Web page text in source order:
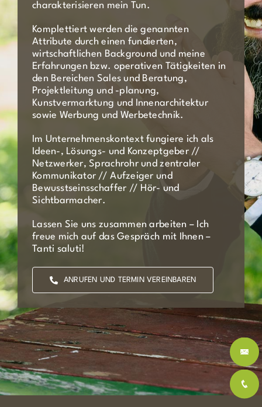
charakterisieren mein Tun.
Komplettiert werden die genannten
Attribute durch einen fundierten,
wirtschaftlichen Background und meine
Erfahrungen bzw. operativen Tätigkeiten in
den Bereichen Sales und Beratung,
Projektleitung und -planung,
Kunstvermarktung und Innenarchitektur
sowie Werbung und Werbetechnik.
Im Unternehmenskontext fungiere ich als
Ideen-, Lösungs- und Konzeptgeber //
Netzwerker, Sprachrohr und zentraler
Kommunikator // Aufzeiger und
Bewusstseinsschaffer // Hör- und
Sichtbarmacher.
Lassen Sie uns zusammen arbeiten – Ich
freue mich auf das Gespräch mit Ihnen –
Tanti saluti!
ANRUFEN UND TERMIN VEREINBAREN